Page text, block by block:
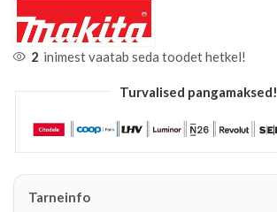
2 inimest vaatab seda toodet hetkel!
Turvalised pangamaksed!
Tarneinfo